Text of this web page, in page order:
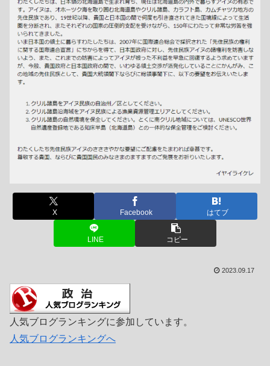
X Facebook はてブ
LINE コピー
2023.09.17
人気ブログランキングに参加しています。
人気ブログランキングへ